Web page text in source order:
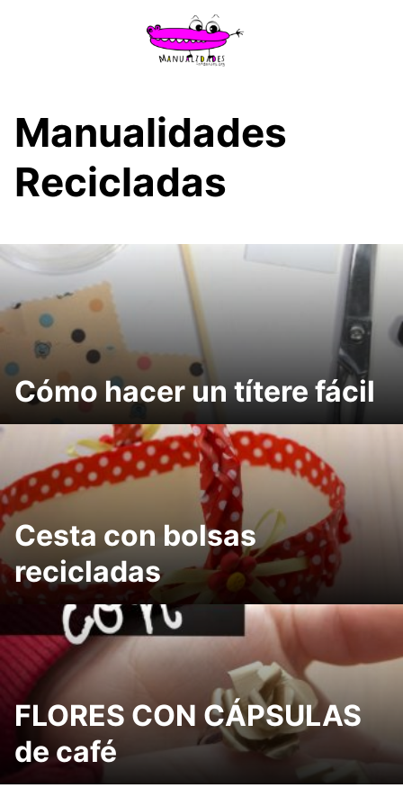
Manualidades
Recicladas
Cómo hacer un títere fácil
Cesta con bolsas
recicladas
FLORES CON CÁPSULAS
de café